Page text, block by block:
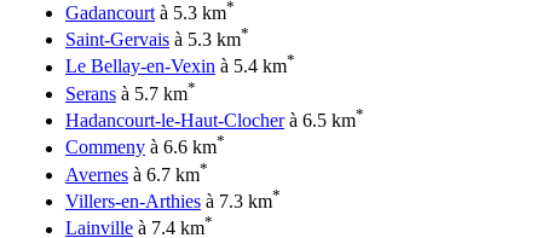
Gadancourt à 5.3 km*
Saint-Gervais à 5.3 km*
Le Bellay-en-Vexin à 5.4 km*
Serans à 5.7 km*
Hadancourt-le-Haut-Clocherà 6.5 km*
Commeny à 6.6 km*
Avernes à 6.7 km*
Villers-en-Arthies à 7.3 km*
Lainville à 7.4 km*